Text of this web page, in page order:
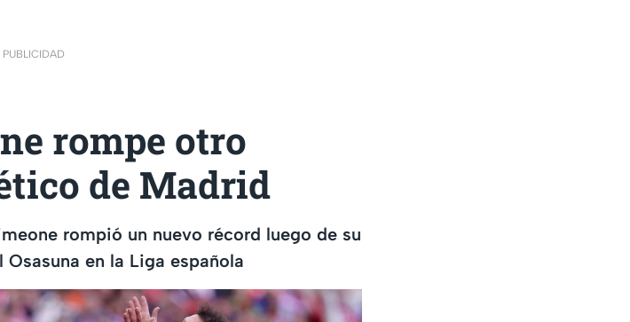
PUBLICIDAD
rompe otro
de Madrid
rompió un nuevo récord luego de su
en la Liga española